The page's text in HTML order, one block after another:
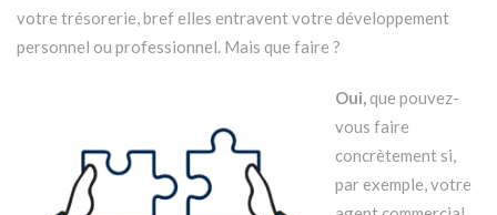
votre trésorerie, bref elles entravent votre développement
personnel ou professionnel. Mais que faire ?
Oui,que pouvez-
vous faire
concrètement si,
par exemple, votre